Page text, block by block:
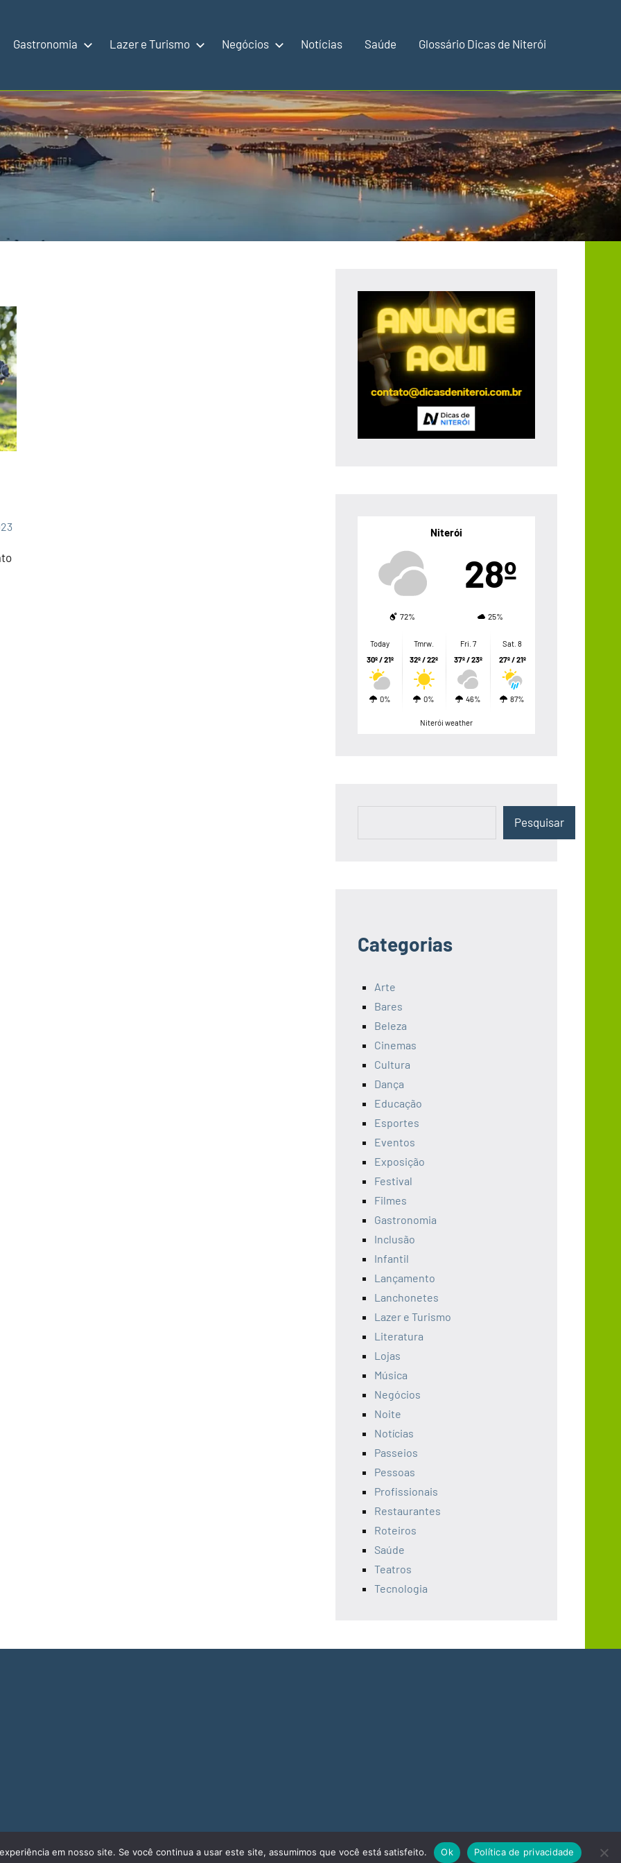
Gastronomia Lazer e Turismo Negócios Notícias Saúde Glossário Dicas de Niterói
Niterói
28º
72% 25%
Today
30º / 21º
0%
Tmrw.
32º / 22º
0%
Fri. 7
37º / 23º
46%
Sat. 8
27º / 21º
87%
Niterói weather
Pesquisar
Categorias
Arte
Bares
Beleza
Cinemas
Cultura
Dança
Educação
Esportes
Eventos
Exposição
Festival
Filmes
Gastronomia
Inclusão
Infantil
Lançamento
Lanchonetes
Lazer e Turismo
Literatura
Lojas
Música
Negócios
Noite
Notícias
Passeios
Pessoas
Profissionais
Restaurantes
Roteiros
Saúde
Teatros
Tecnologia
em nosso site. Se você continua a usar este site, assumimos que você está satisfeito. Ok Política de privacidade